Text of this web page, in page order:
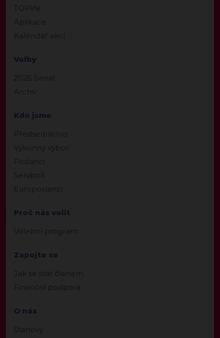
TOPlife
Aplikace
Kalendář akcí
Volby
2026 Senát
Archiv
Kdo jsme
Předsednictvo
Výkonný výbor
Poslanci
Senátoři
Europoslanci
Proč nás volit
Volební program
Zapojte se
Jak se stát členem
Finanční podpora
O nás
Stanovy